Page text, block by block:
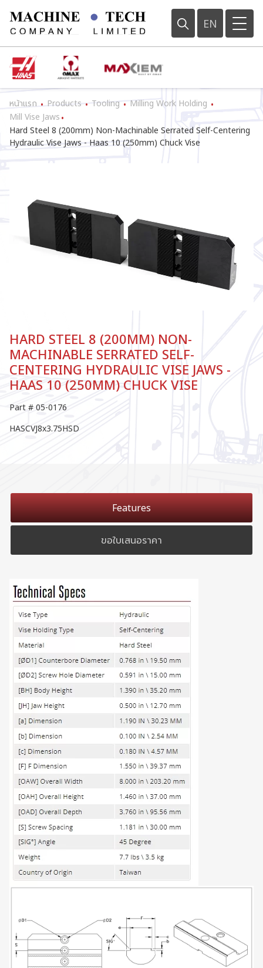
EN
หน้าแรก • Products • Tooling • Milling Work Holding •
Mill Vise Jaws •
Hard Steel 8 (200mm) Non-Machinable Serrated Self-Centering
Hydraulic Vise Jaws - Haas 10 (250mm) Chuck Vise
HARD STEEL 8 (200MM) NON-
MACHINABLE SERRATED SELF-
CENTERING HYDRAULIC VISE JAWS -
HAAS 10 (250MM) CHUCK VISE
Part # 05-0176
HASCVJ8x3.75HSD
Features
ขอใบเสนอราคา